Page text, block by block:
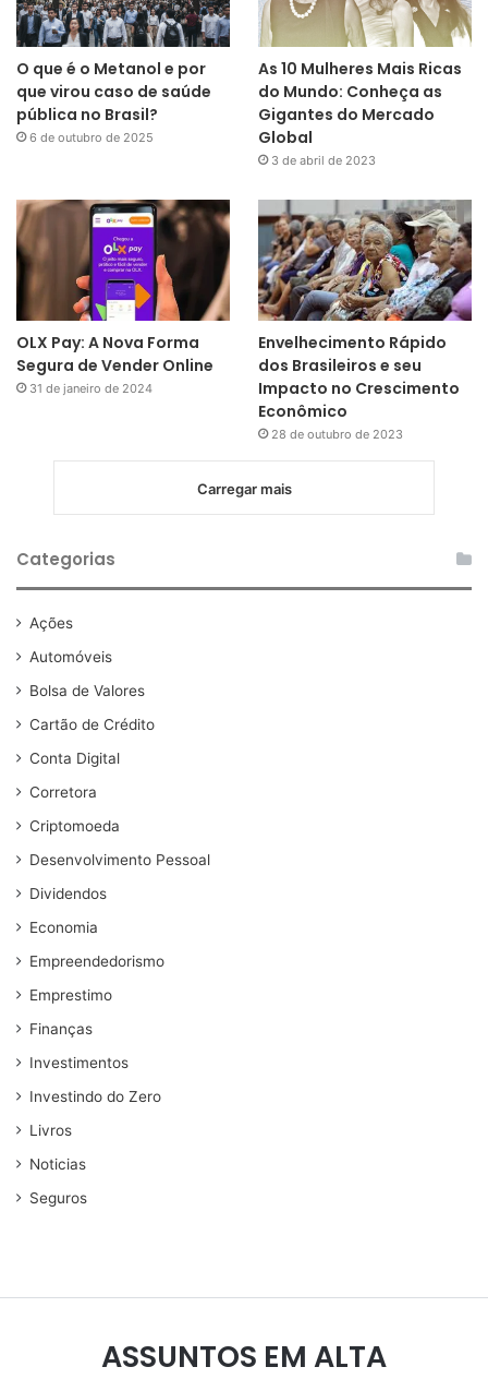
O que é o Metanol e por
que virou caso de saúde
pública no Brasil?
6 de outubro de 2025
As 10 Mulheres Mais Ricas
do Mundo: Conheça as
Gigantes do Mercado
Global
3 de abril de 2023
OLX Pay: A Nova Forma
Segura de Vender Online
31 de janeiro de 2024
Envelhecimento Rápido
dos Brasileiros e seu
Impacto no Crescimento
Econômico
28 de outubro de 2023
Carregar mais
Categorias
Ações
Automóveis
Bolsa de Valores
Cartão de Crédito
Conta Digital
Corretora
Criptomoeda
Desenvolvimento Pessoal
Dividendos
Economia
Empreendedorismo
Emprestimo
Finanças
Investimentos
Investindo do Zero
Livros
Noticias
Seguros
ASSUNTOS EM ALTA